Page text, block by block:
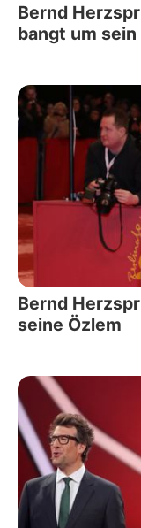
Bernd
bangt um sein
Bernd
seine Özlem